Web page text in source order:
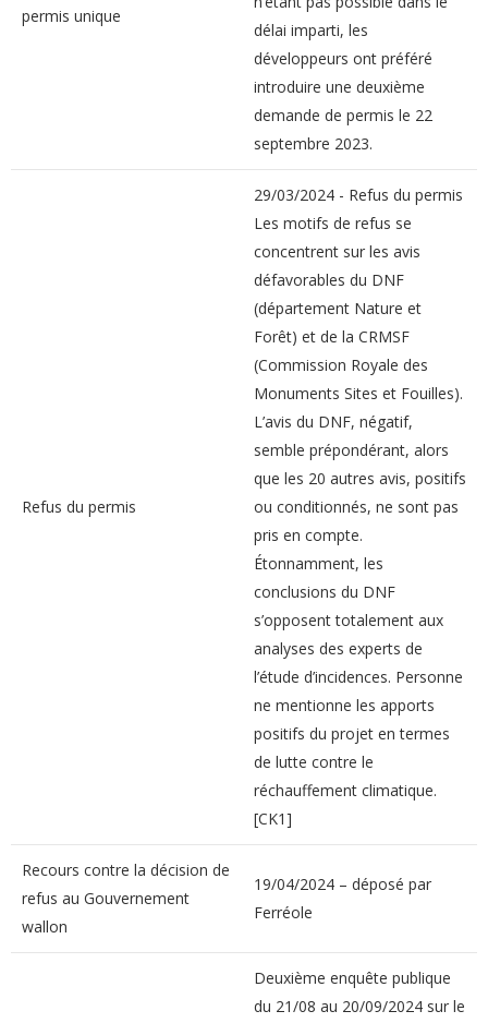
permis unique
délai imparti, les
développeurs ont préféré
introduire une deuxième
demande de permis le 22
septembre 2023.
Refus du permis
29/03/2024 - Refus du permis
Les motifs de refus se
concentrent sur les avis
défavorables du DNF
(département Nature et
Forêt) et de la CRMSF
(Commission Royale des
Monuments Sites et Fouilles).
L’avis du DNF, négatif,
semble prépondérant, alors
que les 20 autres avis, positifs
ou conditionnés, ne sont pas
pris en compte.
Étonnamment, les
conclusions du DNF
s’opposent totalement aux
analyses des experts de
l’étude d’incidences. Personne
ne mentionne les apports
positifs du projet en termes
de lutte contre le
réchauffement climatique.
[CK1]
Recours contre la décision de
refus au Gouvernement
wallon
19/04/2024 – déposé par
Ferréole
Deuxième enquête publique
du 21/08 au 20/09/2024 sur le